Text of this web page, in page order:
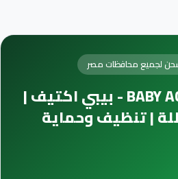
لجميع محافظات مصر
BABY ACTIVE NON-TOXIC - بيبي اكتيف |
| تنظيف وحماية